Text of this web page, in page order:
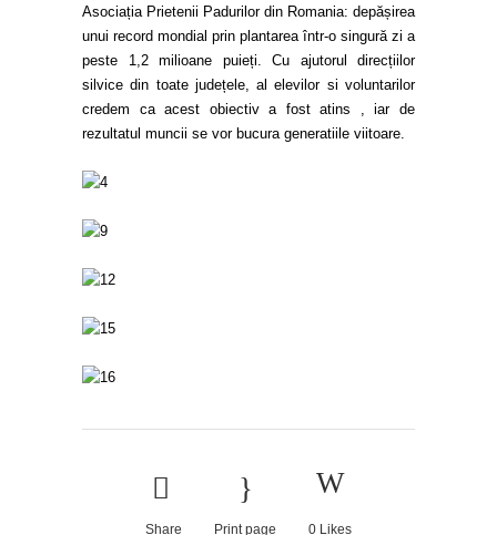
Asociația Prietenii Padurilor din Romania: depășirea
unui record mondial prin plantarea într-o singură zi a
peste 1,2 milioane puieți. Cu ajutorul direcțiilor
silvice din toate județele, al elevilor si voluntarilor
credem ca acest obiectiv a fost atins , iar de
rezultatul muncii se vor bucura generatiile viitoare.
Share Print page 0 Likes